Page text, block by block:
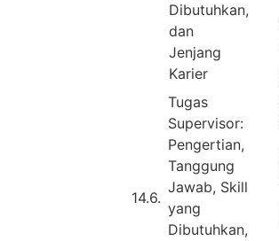
Dibutuhkan,
dan
Jenjang
Karier
Tugas
Supervisor:
Pengertian,
Tanggung
Jawab, Skill
yang
Dibutuhkan,